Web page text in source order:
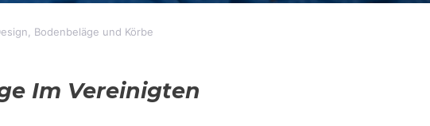
Bodenbeläge und Körbe
Im Vereinigten